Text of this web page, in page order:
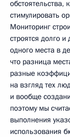
стимулировать
Мониторинг
строятся долго
одного места в
что разница
разные
на взгляд тех
и вообще
поэтому мы
выполнения
использования